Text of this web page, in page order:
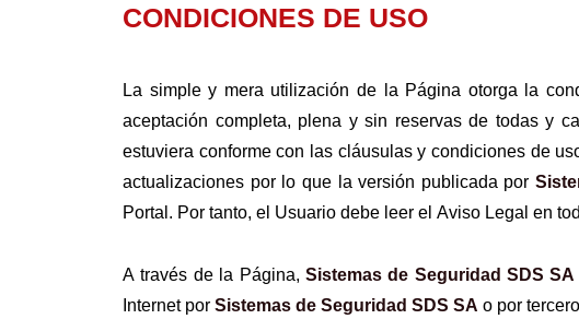
CONDICIONES DE USO
La simple y mera utilización de la Página otorga la
aceptación completa, plena y sin reservas de todas y
estuviera conforme con las cláusulas y condiciones de
actualizaciones por lo que la versión publicada por
Portal. Por tanto, el Usuario debe leer el Aviso Legal en
A través de la Página, Sistemas de Seguridad SDS SA
Internet por Sistemas de Seguridad SDS SA o por